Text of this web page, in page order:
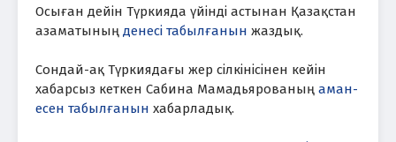
Осыған дейін Түркияда үйінді астынан Қазақстан
азаматының денесі табылғанын жаздық.
Сондай-ақ Түркиядағы жер сілкінісінен кейін
хабарсыз кеткен Сабина Мамадьярованың аман-
есен табылғанын хабарладық.